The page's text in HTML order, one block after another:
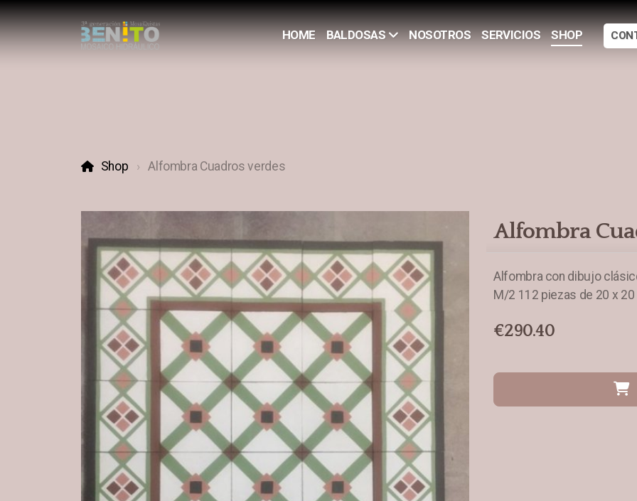
HOME BALDOSAS NOSOTROS SERVICIOS SHOP
Shop Alfombra Cuadros verdes
Alfombra
Alfombra con dibujo
M/2 112 piezas de 20 x
€290.40